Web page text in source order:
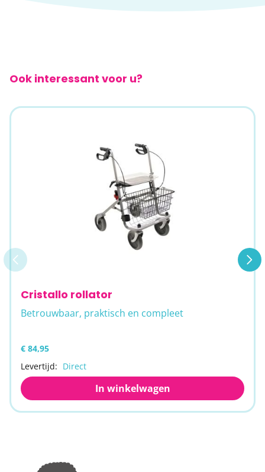
Ook interessant voor u?
Cristallo rollator
Betrouwbaar, praktisch en compleet
€ 84,95
Levertijd: Direct
In winkelwagen